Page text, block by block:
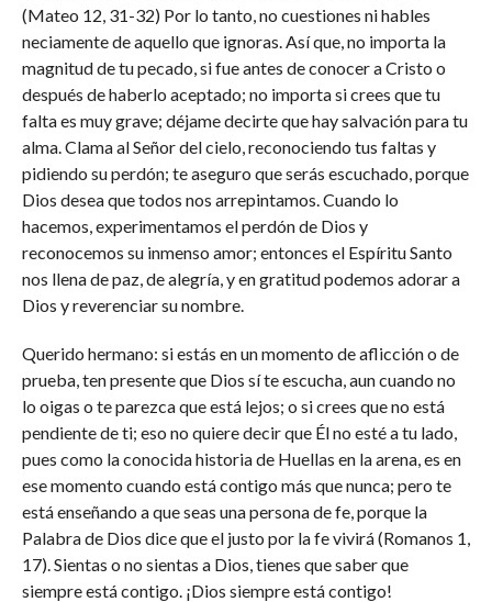
(Mateo 12, 31-32) Por lo tanto, no cuestiones ni hables
neciamente de aquello que ignoras. Así que, no importa la
magnitud de tu pecado, si fue antes de conocer a Cristo o
después de haberlo aceptado; no importa si crees que tu
falta es muy grave; déjame decirte que hay salvación para tu
alma. Clama al Señor del cielo, reconociendo tus faltas y
pidiendo su perdón; te aseguro que serás escuchado, porque
Dios desea que todos nos arrepintamos. Cuando lo
hacemos, experimentamos el perdón de Dios y
reconocemos su inmenso amor; entonces el Espíritu Santo
nos llena de paz, de alegría, y en gratitud podemos adorar a
Dios y reverenciar su nombre.
Querido hermano: si estás en un momento de aflicción o de
prueba, ten presente que Dios sí te escucha, aun cuando no
lo oigas o te parezca que está lejos; o si crees que no está
pendiente de ti; eso no quiere decir que Él no esté a tu lado,
pues como la conocida historia de Huellas en la arena, es en
ese momento cuando está contigo más que nunca; pero te
está enseñando a que seas una persona de fe, porque la
Palabra de Dios dice que el justo por la fe vivirá (Romanos 1,
17). Sientas o no sientas a Dios, tienes que saber que
siempre está contigo. ¡Dios siempre está contigo!